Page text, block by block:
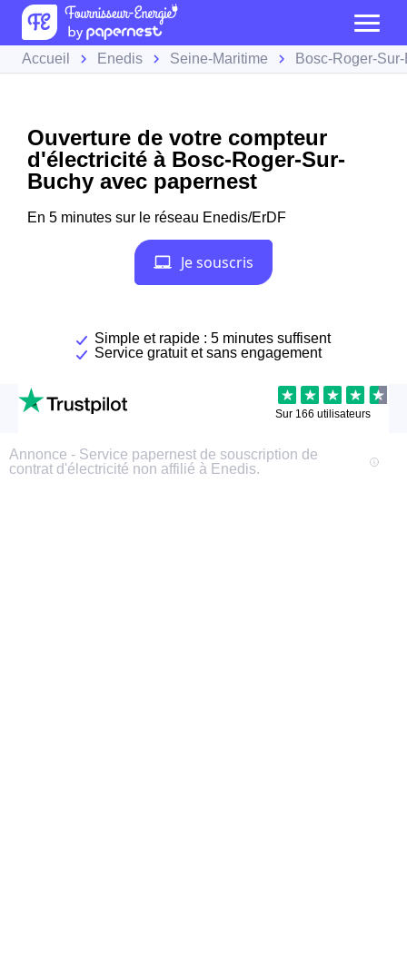
Accueil Enedis Seine-Maritime Bosc-Roger-